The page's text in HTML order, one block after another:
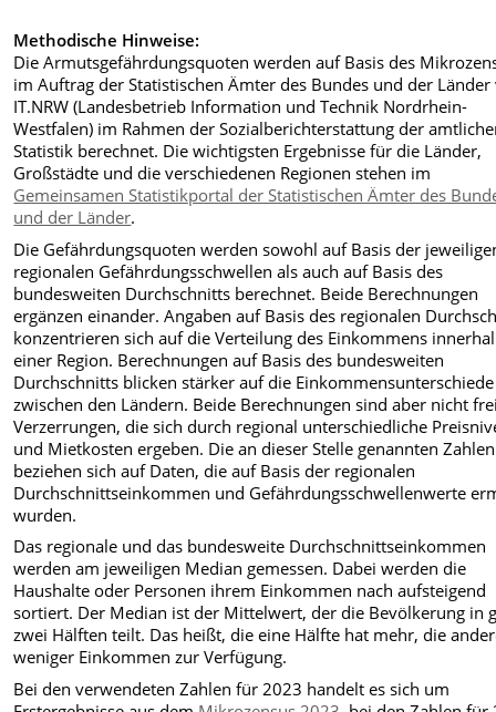
Methodische Hinweise:
Die Armutsgefährdungsquoten werden auf Basis des
im Auftrag der Statistischen Ämter des Bundes und der Länder
IT.NRW (Landesbetrieb Information und Technik Nordrhein-
Westfalen) im Rahmen der Sozialberichterstattung der
Statistik berechnet. Die wichtigsten Ergebnisse für die Länder,
Großstädte und die verschiedenen Regionen stehen im
Gemeinsamen Statistikportal der Statistischen Ämter des
und der Länder.
Die Gefährdungsquoten werden sowohl auf Basis der
regionalen Gefährdungsschwellen als auch auf Basis des
bundesweiten Durchschnitts berechnet. Beide Berechnungen
ergänzen einander. Angaben auf Basis des regionalen
konzentrieren sich auf die Verteilung des Einkommens
einer Region. Berechnungen auf Basis des bundesweiten
Durchschnitts blicken stärker auf die Einkommensunterschiede
zwischen den Ländern. Beide Berechnungen sind aber nicht
Verzerrungen, die sich durch regional unterschiedliche
und Mietkosten ergeben. Die an dieser Stelle genannten Zahlen
beziehen sich auf Daten, die auf Basis der regionalen
Durchschnittseinkommen und Gefährdungsschwellenwerte
wurden.
Das regionale und das bundesweite Durchschnittseinkommen
werden am jeweiligen Median gemessen. Dabei werden die
Haushalte oder Personen ihrem Einkommen nach aufsteigend
sortiert. Der Median ist der Mittelwert, der die Bevölkerung in
zwei Hälften teilt. Das heißt, die eine Hälfte hat mehr, die
weniger Einkommen zur Verfügung.
Bei den verwendeten Zahlen für 2023 handelt es sich um